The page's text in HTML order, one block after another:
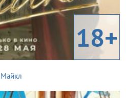
18+
Майкл